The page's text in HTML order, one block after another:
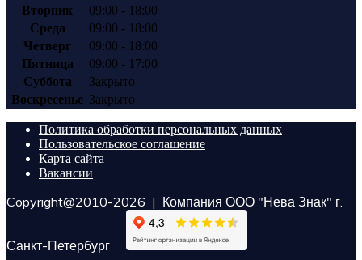
Вторник
09:00 - 18:00
Среда
09:00 - 18:00
Четверг
09:00 - 18:00
Пятница
09:00 - 17:00
Суббота
Закрыто
Воскресенье Закрыто
Политика обработки персональных данных
Пользовательское соглашение
Карта сайта
Вакансии
Copyright@2010-2026 | Компания ООО "Нева Знак" г.
Санкт-Петербург